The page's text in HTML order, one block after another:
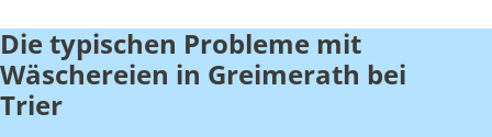
Die typischen Probleme mit
Wäschereien in Greimerath bei
Trier